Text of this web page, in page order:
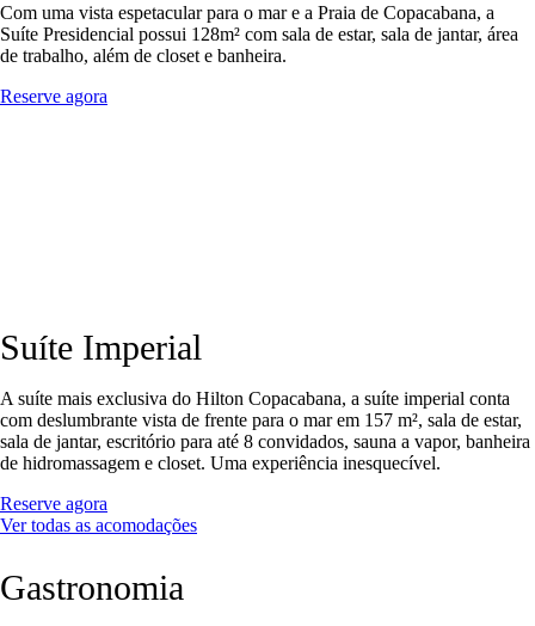
Com uma vista espetacular para o mar e a Praia de Copacabana, a
Suíte Presidencial possui 128m² com sala de estar, sala de jantar, área
de trabalho, além de closet e banheira.
Reserve agora
Suíte Imperial
A suíte mais exclusiva do Hilton Copacabana, a suíte imperial conta
com deslumbrante vista de frente para o mar em 157 m², sala de estar,
sala de jantar, escritório para até 8 convidados, sauna a vapor, banheira
de hidromassagem e closet. Uma experiência inesquecível.
Reserve agora
Ver todas as acomodações
Gastronomia